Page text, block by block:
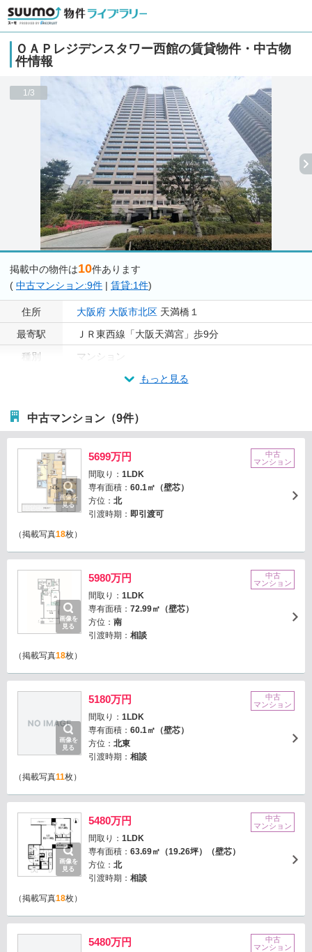
ＯＡＰレジデンスタワー西館の賃貸物件・中古物
件情報
1/3
掲載中の物件は10件あります
( 中古マンション:9件 | 賃貸:1件)
住所 大阪府 大阪市北区 天満橋１
最寄駅
ＪＲ東西線「大阪天満宮」歩9分
種別
マンション
もっと見る
中古マンション（9件）
画像を
見る
5699万円
間取り： 1LDK
専有面積： 60.1㎡（壁芯）
方位： 北
引渡時期： 即引渡可
中古
マンション
（掲載写真18枚）
画像を
見る
5980万円
間取り： 1LDK
専有面積： 72.99㎡（壁芯）
方位： 南
引渡時期： 相談
中古
マンション
（掲載写真18枚）
画像を
見る
5180万円
間取り： 1LDK
専有面積： 60.1㎡（壁芯）
方位： 北東
引渡時期： 相談
中古
マンション
（掲載写真11枚）
画像を
見る
5480万円
間取り： 1LDK
専有面積： 63.69㎡（19.26坪）（壁芯）
方位： 北
引渡時期： 相談
中古
マンション
（掲載写真18枚）
5480万円
中古
マンション